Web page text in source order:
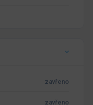
zavřeno
zavřeno